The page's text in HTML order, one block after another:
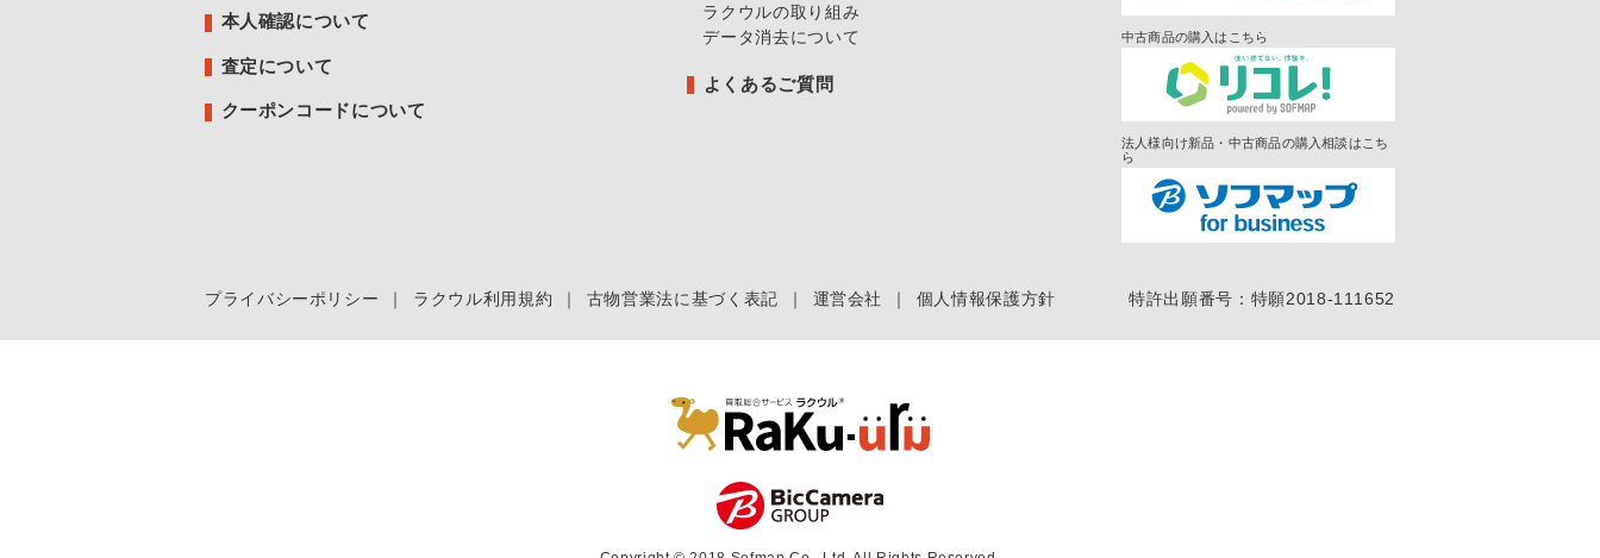
本人確認について
査定について
クーポンコードについて
ラクウルの取り組み
データ消去について
よくあるご質問
中古商品の購入はこちら
法人様向け新品・中古商品の購入相談はこち
ら
プライバシーポリシー ｜ ラクウル利用規約 ｜ 古物営業法に基づく表記 ｜ 運営会社 ｜ 個人情報保護方針 特許出願番号：特願2018-111652